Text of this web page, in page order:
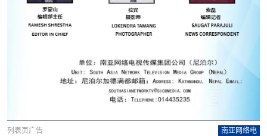
列表页广告 南亚网络电